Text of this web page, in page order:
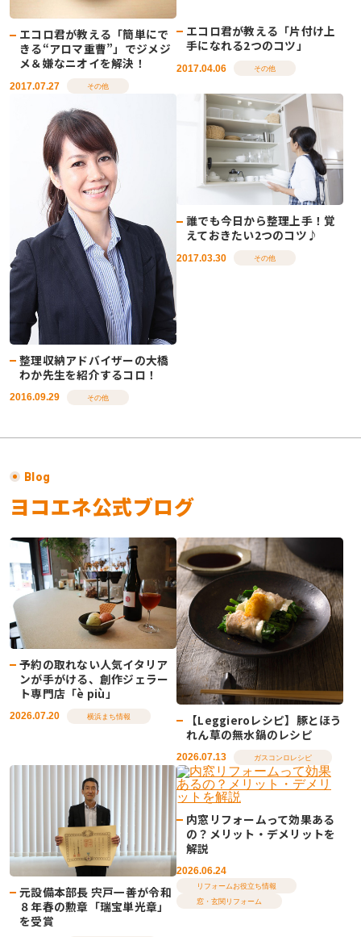
エコロ君が教える「簡単にで
きる“アロマ重曹”」でジメジ
メ＆嫌なニオイを解決！
2017.07.27 その他
エコロ君が教える「片付け上
手になれる2つのコツ」
2017.04.06 その他
整理収納アドバイザーの大橋
わか先生を紹介するコロ！
2016.09.29 その他
誰でも今日から整理上手！覚
えておきたい2つのコツ♪
2017.03.30 その他
Blog
ヨコエネ公式ブログ
予約の取れない人気イタリア
ンが手がける、創作ジェラー
ト専門店「è più」
2026.07.20 横浜まち情報
【Leggieroレシピ】豚とほう
れん草の無水鍋のレシピ
2026.07.13 ガスコンロレシピ
元設備本部長 宍戸一善が令和
８年春の勲章「瑞宝単光章」
を受賞
内窓リフォームって効果ある
の？メリット・デメリットを
解説
2026.06.24
リフォームお役立ち情報
窓・玄関リフォーム